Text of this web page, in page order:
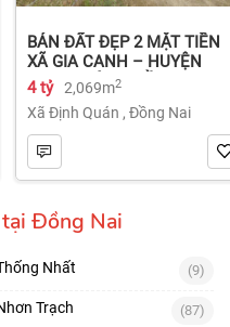
BÁN ĐẤT ĐẸP 2 MẶT TIỀN
XÃ GIA CANH – HUYỆN
ĐỊNH QUÁN – ĐỒNG NAI dt
2.069m² 4 tỷ
4 tỷ 2,069m2
Xã Định Quán , Đồng Nai
Đồng Nai
Nhất (9)
Trạch (87)